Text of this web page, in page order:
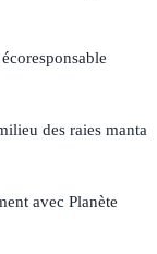
des raies manta
avec Planète